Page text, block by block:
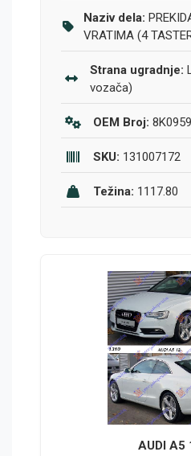
Naziv dela:
VRATIMA (4
Strana ugradnje:
vozača)
OEM Broj:
SKU: 131007172
Težina: 1117.80
AUDI A5